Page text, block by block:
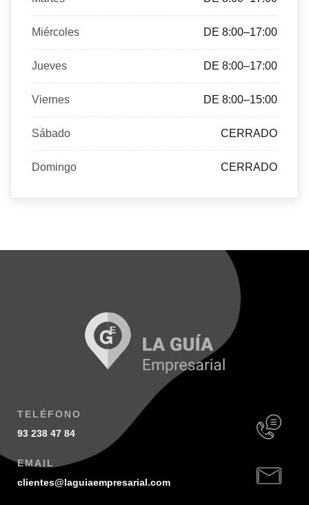
Miércoles DE 8:00–17:00
Jueves DE 8:00–17:00
Viernes DE 8:00–15:00
Sábado CERRADO
Domingo CERRADO
TELÉFONO
93 238 47 84
EMAIL
clientes@laguiaempresarial.com